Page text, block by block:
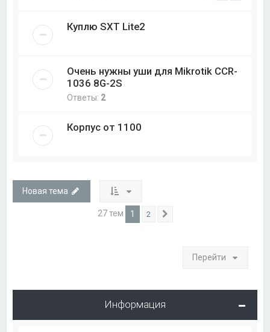
Куплю SXT Lite2
Очень нужны уши для Mikrotik CCR-
1036 8G-2S
Ответы: 2
Корпус от 1100
Новая тема
27 тем 1 2
Перейти
Информация